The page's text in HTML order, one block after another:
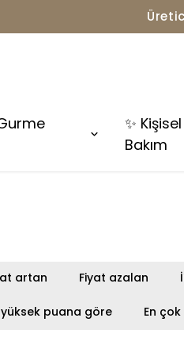
2000
✨ Kişisel
Bakım
artan Fiyat azalan
yüksek puana göre En